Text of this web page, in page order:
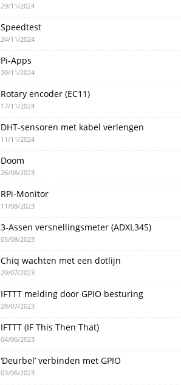
29/11/2024
Speedtest
24/11/2024
Pi-Apps
20/11/2024
Rotary encoder (EC11)
17/11/2024
DHT-sensoren met kabel verlengen
11/11/2024
Doom
26/08/2023
RPi-Monitor
11/08/2023
3-Assen versnellingsmeter (ADXL345)
05/08/2023
Chiq wachten met een dotlijn
29/07/2023
IFTTT melding door GPIO besturing
28/07/2023
IFTTT (IF This Then That)
04/06/2023
‘Deurbel’ verbinden met GPIO
03/06/2023